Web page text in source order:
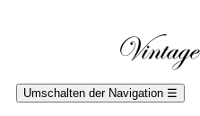
Umschalten der Navigation ☰